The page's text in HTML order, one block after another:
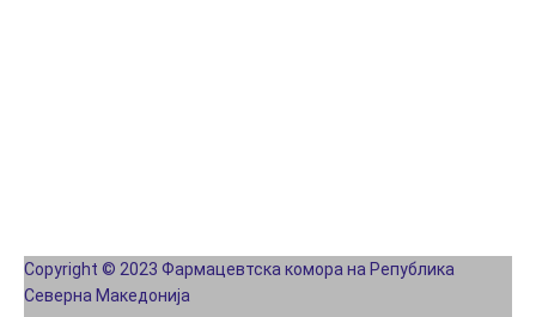
Copyright © 2023 Фармацевтска комора на Република
Северна Македонија